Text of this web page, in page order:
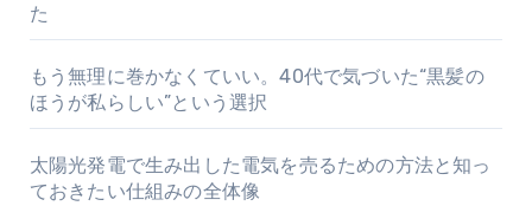
た
もう無理に巻かなくていい。40代で気づいた“黒髪の
ほうが私らしい”という選択
太陽光発電で生み出した電気を売るための方法と知っ
ておきたい仕組みの全体像